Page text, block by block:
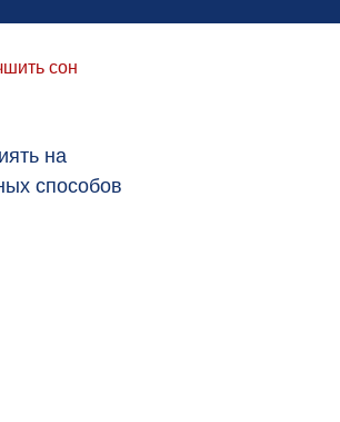
сон
на
способов